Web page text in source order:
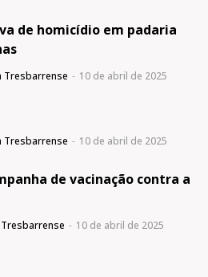
de homicídio em padaria
Tresbarrense - 10 de abril de 2025
Tresbarrense - 10 de abril de 2025
de vacinação contra a
Tresbarrense - 10 de abril de 2025